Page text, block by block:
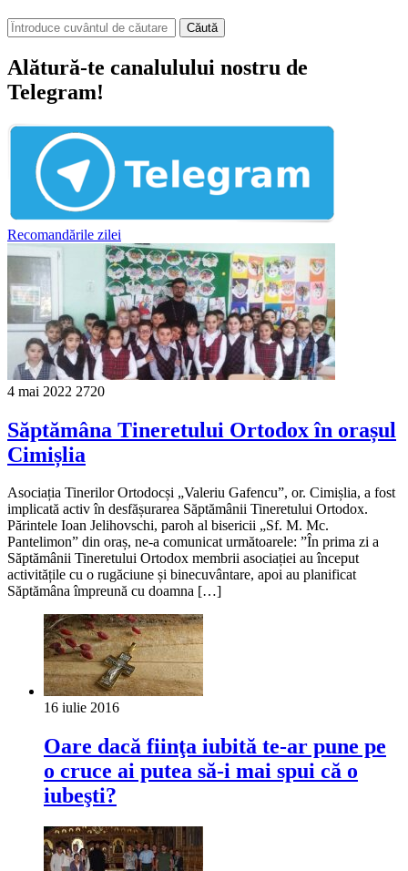
Căută
Alătură-te canalulului nostru de
Telegram!
Recomandările zilei
4 mai 2022 2720
Săptămâna Tineretului Ortodox în orașul
Cimișlia
Asociația Tinerilor Ortodocși „Valeriu Gafencu”, or. Cimișlia, a fost
implicată activ în desfășurarea Săptămânii Tineretului Ortodox.
Părintele Ioan Jelihovschi, paroh al bisericii „Sf. M. Mc.
Pantelimon” din oraș, ne-a comunicat următoarele: ”În prima zi a
Săptămânii Tineretului Ortodox membrii asociației au început
activitățile cu o rugăciune și binecuvântare, apoi au planificat
Săptămâna împreună cu doamna […]
16 iulie 2016
Oare dacă fiinţa iubită te-ar pune pe
o cruce ai putea să-i mai spui că o
iubeşti?